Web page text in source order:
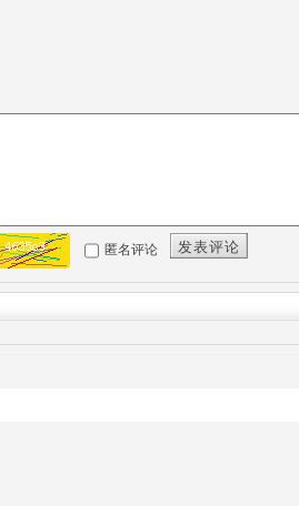
匿名评论 发表评论